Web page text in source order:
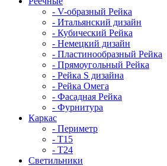
- V-образный Рейка
- Итальянский дизайн
- Кубический Рейка
- Немецкий дизайн
- Пластинообразный Рейка
- Прямоугольный Рейка
- Рейка S дизайна
- Рейка Омега
- Фасадная Рейка
- Фурнитура
Каркас
- Периметр
- Т15
- Т24
Светильники